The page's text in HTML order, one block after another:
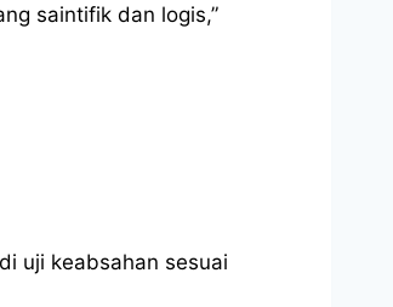
saintifik dan logis,”
uji keabsahan sesuai